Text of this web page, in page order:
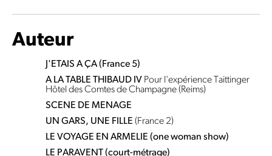
Auteur
J'ETAIS A ÇA (France 5)
A LA TABLE THIBAUD IV Pour l'expérience Taittinger
Hôtel des Comtes de Champagne (Reims)
SCENE DE MENAGE
UN GARS, UNE FILLE (France 2)
LE VOYAGE EN ARMELIE (one woman show)
LE PARAVENT (court-métrage)